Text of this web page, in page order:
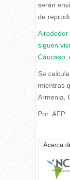
serán
de
Alrededor
siguen
Cáucaso,
Se
mientras
Armenia,
Por: AFP
Acerca